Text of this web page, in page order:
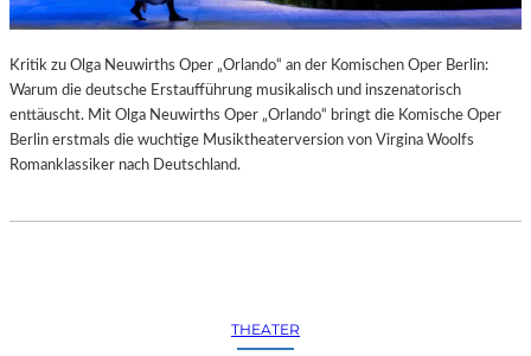
Kritik zu Olga Neuwirths Oper „Orlando“ an der Komischen Oper Berlin:
Warum die deutsche Erstaufführung musikalisch und inszenatorisch
enttäuscht. Mit Olga Neuwirths Oper „Orlando“ bringt die Komische Oper
Berlin erstmals die wuchtige Musiktheaterversion von Virgina Woolfs
Romanklassiker nach Deutschland.
THEATER